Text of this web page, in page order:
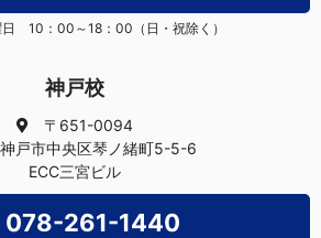
日 10：00～18：00（日・祝除く）
神戸校
〒651-0094
戸市中央区琴ノ緒町5-5-6
ECC三宮ビル
078-261-1440